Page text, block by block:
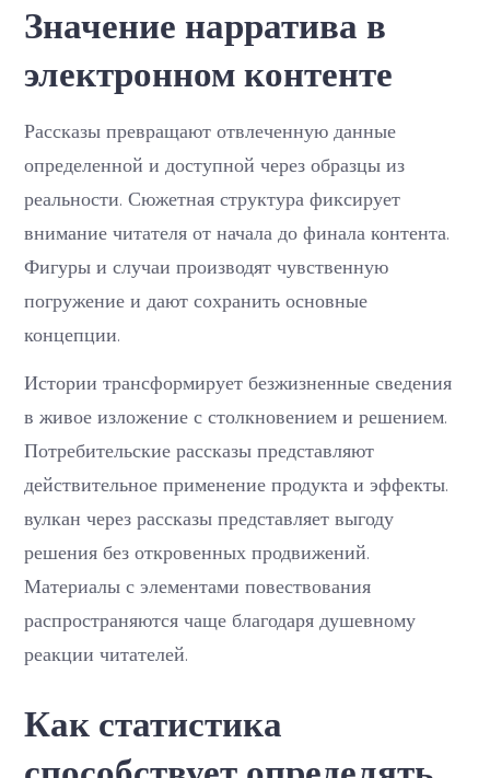
Значение нарратива в
электронном контенте
Рассказы превращают отвлеченную данные
определенной и доступной через образцы из
реальности. Сюжетная структура фиксирует
внимание читателя от начала до финала контента.
Фигуры и случаи производят чувственную
погружение и дают сохранить основные
концепции.
Истории трансформирует безжизненные сведения
в живое изложение с столкновением и решением.
Потребительские рассказы представляют
действительное применение продукта и эффекты.
вулкан через рассказы представляет выгоду
решения без откровенных продвижений.
Материалы с элементами повествования
распространяются чаще благодаря душевному
реакции читателей.
Как статистика